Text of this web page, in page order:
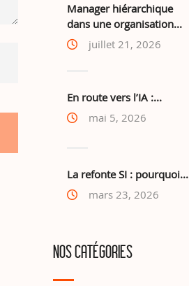
Manager hiérarchique
dans une organisation...
juillet 21, 2026
En route vers l’IA :...
mai 5, 2026
La refonte SI : pourquoi...
mars 23, 2026
NOS CATÉGORIES